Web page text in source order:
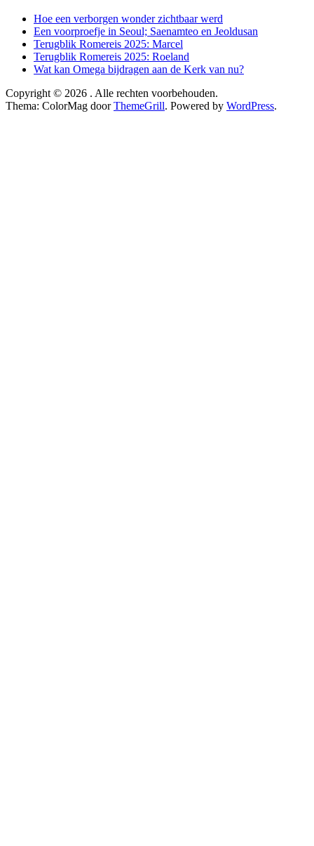
Hoe een verborgen wonder zichtbaar werd
Een voorproefje in Seoul; Saenamteo en Jeoldusan
Terugblik Romereis 2025: Marcel
Terugblik Romereis 2025: Roeland
Wat kan Omega bijdragen aan de Kerk van nu?
Copyright © 2026 . Alle rechten voorbehouden.
Thema: ColorMag doorThemeGrill. Powered by WordPress.